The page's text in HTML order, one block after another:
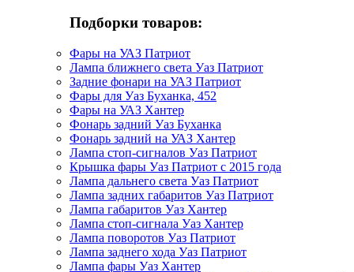
Подборки товаров:
Фары на УАЗ Патриот
Лампа ближнего света Уаз Патриот
Задние фонари на УАЗ Патриот
Фары для Уаз Буханка, 452
Фары на УАЗ Хантер
Фонарь задний Уаз Буханка
Фонарь задний на УАЗ Хантер
Лампа стоп-сигналов Уаз Патриот
Крышка фары Уаз Патриот с 2015 года
Лампа дальнего света Уаз Патриот
Лампа задних габаритов Уаз Патриот
Лампа габаритов Уаз Хантер
Лампа стоп-сигнала Уаз Хантер
Лампа поворотов Уаз Патриот
Лампа заднего хода Уаз Патриот
Лампа фары Уаз Хантер